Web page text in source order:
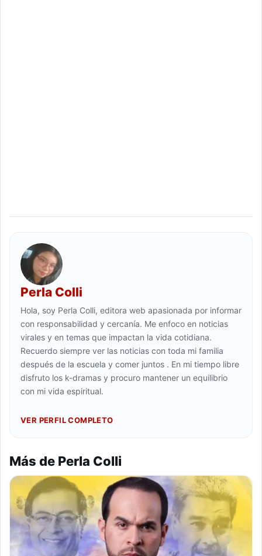
Perla Colli
Hola, soy Perla Colli, editora web apasionada por informar
con responsabilidad y cercanía. Me enfoco en noticias
virales y en temas que impactan la vida cotidiana.
Recuerdo siempre ver las noticias con toda mi familia
después de la escuela y comer juntos . En mi tiempo libre
disfruto los k-dramas y procuro mantener un equilibrio
con mi vida espiritual.
VER PERFIL COMPLETO
Más de Perla Colli